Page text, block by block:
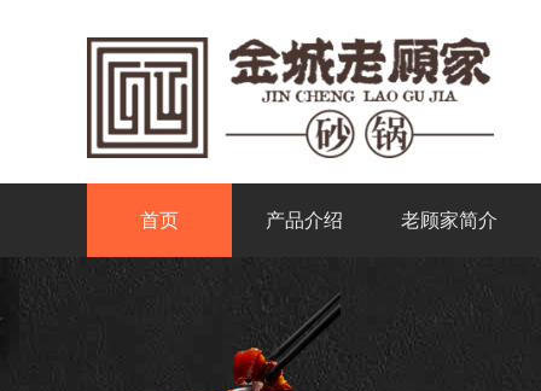
首页 产品介绍 老顾家简介